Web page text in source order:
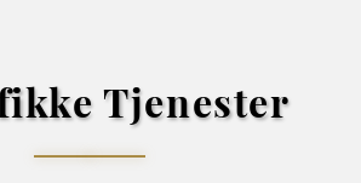
Tjenester